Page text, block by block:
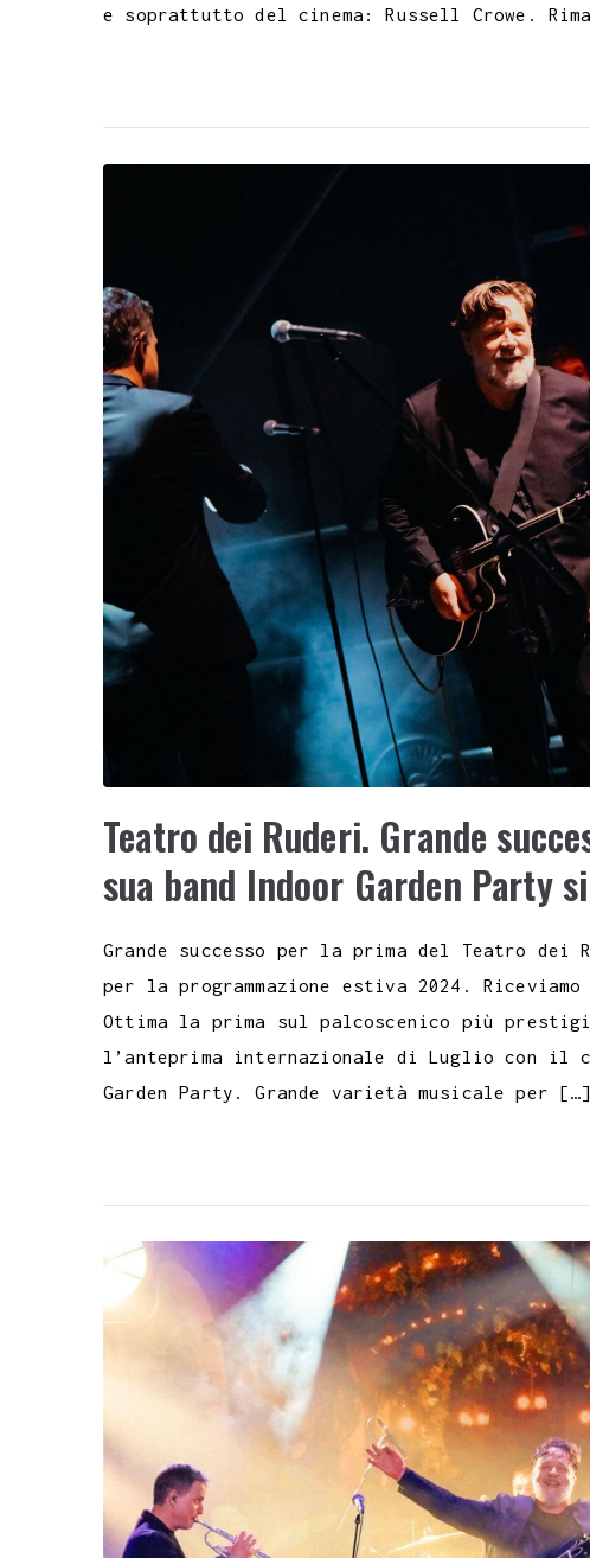
e soprattutto del cinema: Russell Crowe.
Teatro dei Ruderi. Grande
sua band Indoor Garden Party
Grande successo per la prima del Teatro dei
per la programmazione estiva 2024.
Ottima la prima sul palcoscenico più
l’anteprima internazionale di Luglio con il
Garden Party. Grande varietà musicale per […]